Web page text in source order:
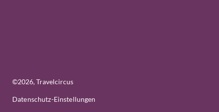
©2026, Travelcircus
Datenschutz-Einstellungen